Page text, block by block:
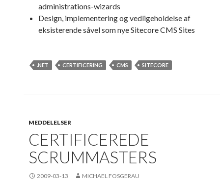
administrations-wizards
Design, implementering og vedligeholdelse af
eksisterende såvel som nye Sitecore CMS Sites
.NET CERTIFICERING CMS SITECORE
MEDDELELSER
CERTIFICEREDE
SCRUMMASTERS
2009-03-13 MICHAEL FOSGERAU